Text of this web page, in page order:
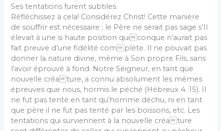
Ses tentations furent subtiles.
Réfléchissez à cela! Considérez Christ! Cette manière
de souffrir est nécessaire ; le Père ne serait pas sage s’Il
élevait à une si haute position quiconque n’aurait pas
fait preuve d’une fidélité complète. Il ne pouvait pas
donner la nature divine, même à Son propre Fils, sans
l’avoir éprouvé à fond. Notre Seigneur, en tant que
nouvelle créature, a connu absolument les mêmes
épreuves que nous, hormis le péché (Hébreux 4 :15). Il
ne fut pas tenté en tant qu’homme déchu, ni en tant
que père il ne fut pas tenté par les boissons, etc. Les
tentations qui surviennent à la nouvelle créature